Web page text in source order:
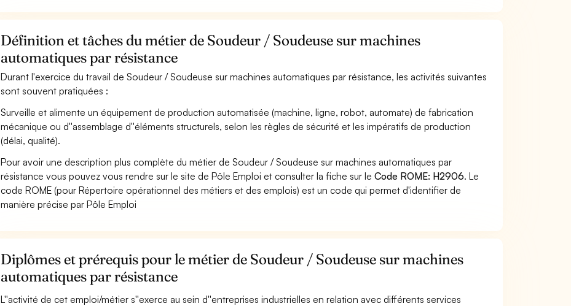
Définition et tâches du métier de Soudeur / Soudeuse sur machines
automatiques par résistance
Durant l'exercice du travail de Soudeur / Soudeuse sur machines automatiques par résistance, les activités suivantes
sont souvent pratiquées :
Surveille et alimente un équipement de production automatisée (machine, ligne, robot, automate) de fabrication
mécanique ou d''assemblage d''éléments structurels, selon les règles de sécurité et les impératifs de production
(délai, qualité).
Pour avoir une description plus complète du métier de Soudeur / Soudeuse sur machines automatiques par
résistance vous pouvez vous rendre sur le site de Pôle Emploi et consulter la fiche sur leCode ROME: H2906. Le
code ROME (pour Répertoire opérationnel des métiers et des emplois) est un code qui permet d'identifier de
manière précise par Pôle Emploi
Diplômes et prérequis pour le métier de Soudeur / Soudeuse sur machines
automatiques par résistance
L''activité de cet emploi/métier s''exerce au sein d''entreprises industrielles en relation avec différents services